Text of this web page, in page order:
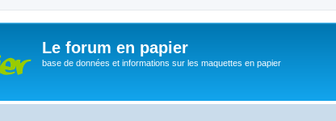
Le forum en papier
base de données et informations sur les maquettes en papier